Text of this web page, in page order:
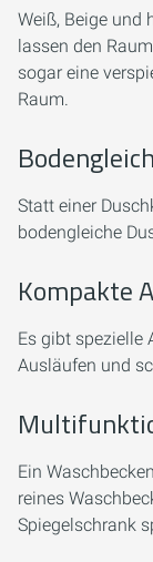
Weiß, Beige und
lassen den
sogar eine
Raum.
Statt einer
bodengleiche
Kompakte
Es gibt spezielle
Ausläufen und
Ein
reines
Spiegelschrank